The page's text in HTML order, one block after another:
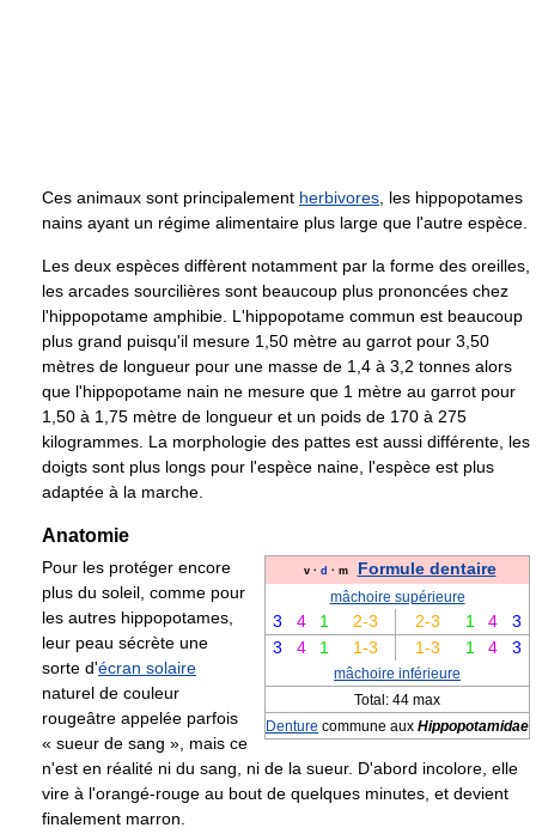
Ces animaux sont principalement herbivores , les hippopotames
nains ayant un régime alimentaire plus large que l'autre espèce.
Les deux espèces diffèrent notamment par la forme des oreilles,
les arcades sourcilières sont beaucoup plus prononcées chez
l'hippopotame amphibie. L'hippopotame commun est beaucoup
plus grand puisqu'il mesure 1,50 mètre au garrot pour 3,50
mètres de longueur pour une masse de 1,4 à 3,2 tonnes alors
que l'hippopotame nain ne mesure que 1 mètre au garrot pour
1,50 à 1,75 mètre de longueur et un poids de 170 à 275
kilogrammes. La morphologie des pattes est aussi différente, les
doigts sont plus longs pour l'espèce naine, l'espèce est plus
adaptée à la marche.
Anatomie
v· d · m Formule dentaire
mâchoire supérieure
3 4 1 2-3 2-3 1 4
3
3
4 1 1-3 1-3 1 4 3
mâchoire inférieure
Total: 44 max
Denture commune aux Hippopotamidae
Pour les protéger encore
plus du soleil, comme pour
les autres hippopotames,
leur peau sécrète une
sorte d'écran solaire
naturel de couleur
rougeâtre appelée parfois
« sueur de sang », mais ce
n'est en réalité ni du sang, ni de la sueur. D'abord incolore, elle
vire à l'orangé-rouge au bout de quelques minutes, et devient
finalement marron.